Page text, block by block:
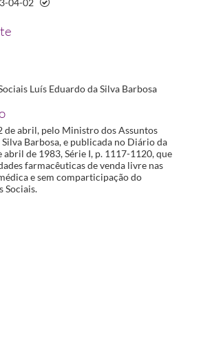
Luís Eduardo da Silva Barbosa
de abril, pelo Ministro dos Assuntos
Barbosa, e publicada no Diário da
abril de 1983, Série I, p. 1117-1120, que
farmacêuticas de venda livre nas
e sem comparticipação do
Sociais.